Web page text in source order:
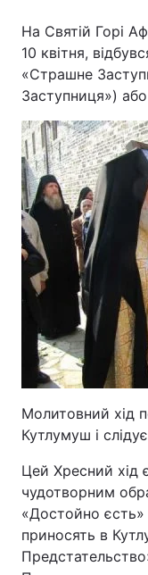
На Святій Горі
10 квітня,
«Страшне
Заступниця»)
Молитовний хід
Кутлумуш і
Цей Хресний хід
чудотворним
«Достойно єсть»
приносять в